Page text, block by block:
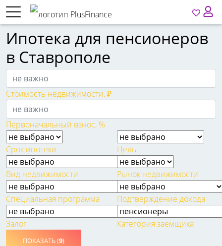
Ипотека для пенсионеров
в Ставрополе
Стоимость недвижимости, ₽
Первоначальный взнос, %
Срок ипотеки Цель
Вид недвижимости Рынок недвижимости
Специальная программа Подтверждение дохода
Залог Категория заемщика
ПОКАЗАТЬ (9)